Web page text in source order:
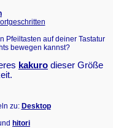
Pfeiltasten auf deiner Tastatur
bewegen kannst?
kakuro dieser Größe
zu: Desktop
hitori